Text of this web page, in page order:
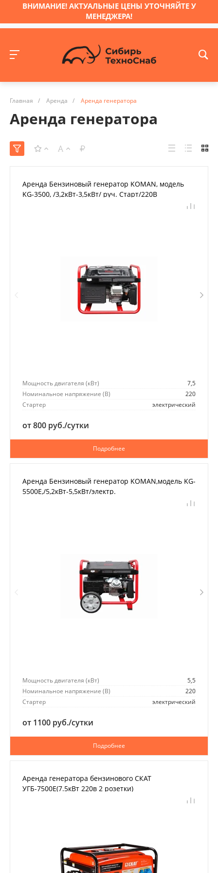
ВНИМАНИЕ! АКТУАЛЬНЫЕ ЦЕНЫ УТОЧНЯЙТЕ У
МЕНЕДЖЕРА!
Главная / Аренда / Аренда генератора
Аренда генератора
Аренда Бензиновый генератор KOMAN, модель
KG-3500, /3,2кВт-3,5кВт/ руч. Старт/220В
Мощность двигателя (кВт)
7,5
Номинальное напряжение (В)
220
Стартер
электрический
от 800 руб./сутки
Подробнее
Аренда Бензиновый генератор KOMAN,модель KG-
5500Е,/5,2кВт-5,5кВт/электр.
Мощность двигателя (кВт)
5,5
Номинальное напряжение (В)
220
Стартер
электрический
от 1100 руб./сутки
Подробнее
Аренда генератора бензинового СКАТ
УГБ-7500Е(7.5кВт 220в 2 розетки)